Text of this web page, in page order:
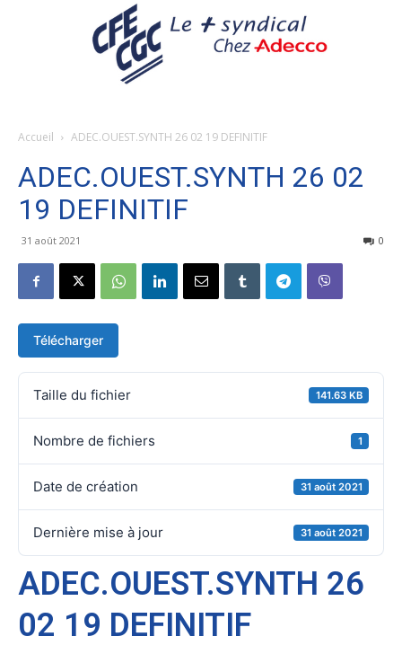
Accueil ADEC.OUEST.SYNTH 26 02 19 DEFINITIF
ADEC.OUEST.SYNTH 26 02
19 DEFINITIF
31 août 2021 0
Télécharger
Taille du fichier 141.63 KB
Nombre de fichiers 1
Date de création 31 août 2021
Dernière mise à jour 31 août 2021
ADEC.OUEST.SYNTH 26
02 19 DEFINITIF